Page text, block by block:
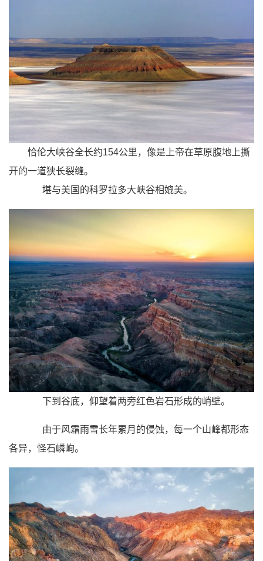
恰伦大峡谷全长约154公里，像是上帝在草原腹地上撕
开的一道狭长裂缝。
堪与美国的科罗拉多大峡谷相媲美。
下到谷底，仰望着两旁红色岩石形成的峭壁。
由于风霜雨雪长年累月的侵蚀，每一个山峰都形态
各异，怪石嶙峋。